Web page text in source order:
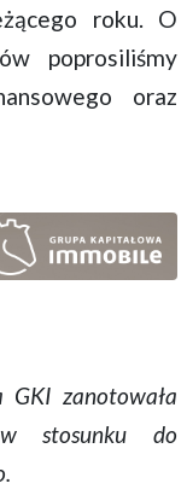
roku. O
poprosiliśmy
oraz
zanotowała
stosunku do